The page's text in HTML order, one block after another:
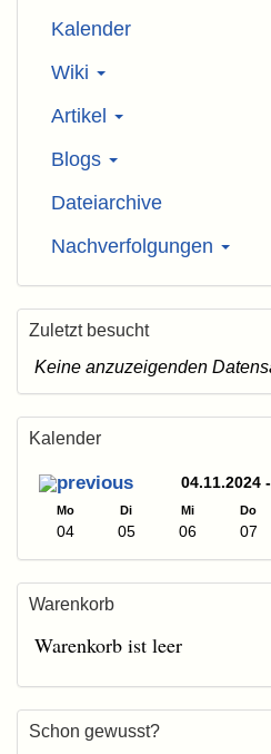
Kalender
Wiki
Artikel
Blogs
Dateiarchive
Nachverfolgungen
Zuletzt besucht
Keine anzuzeigenden
Kalender
04.11.2024
Mo Di Mi Do
04 05 06 07
Warenkorb
Warenkorb ist leer
Schon gewusst?